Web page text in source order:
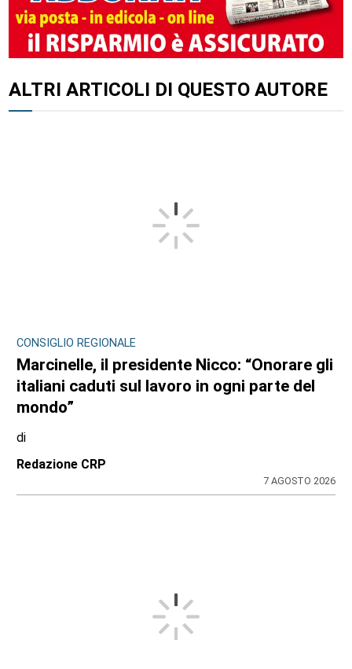
ALTRI ARTICOLI DI QUESTO AUTORE
CONSIGLIO REGIONALE
Marcinelle, il presidente Nicco: “Onorare gli
italiani caduti sul lavoro in ogni parte del
mondo”
di
Redazione CRP
7 AGOSTO 2026